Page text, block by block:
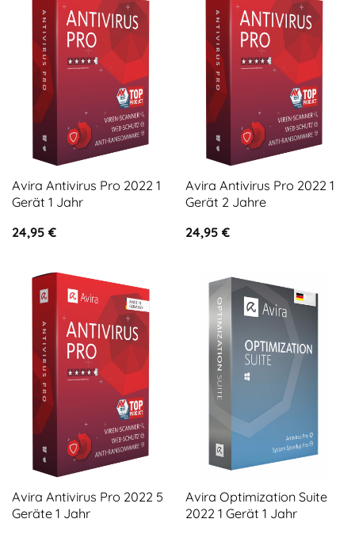
Avira Antivirus Pro 2022 1
Gerät 1 Jahr
24,95 €
Avira Antivirus Pro 2022 1
Gerät 2 Jahre
24,95 €
Avira Antivirus Pro 2022 5
Geräte 1 Jahr
Avira Optimization Suite
2022 1 Gerät 1 Jahr